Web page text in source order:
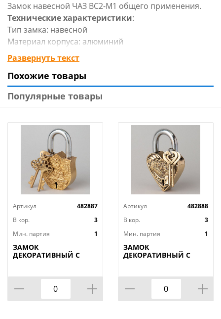
Замок навесной ЧАЗ ВС2-М1 общего применения.
Технические характеристики:
Тип замка: навесной
Материал корпуса: алюминий
Диаметр дужки: 14 мм
Ширина: 70 мм
Высота: 105 мм
Проем дужки (ширина/высота),мм: 30.2*35,2
Тип ключа: финский
Модель:ЧАЗ ВС2-М1
Страна изготовитель: Россия
Развернуть текст
Похожие товары
Популярные товары
Артикул
482887
В кор.
3
Мин. партия
1
ЗАМОК
ДЕКОРАТИВНЫЙ С
Артикул
482888
В кор.
3
Мин. партия
1
ЗАМОК
ДЕКОРАТИВНЫЙ С